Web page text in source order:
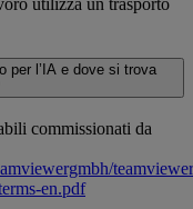
utilizza un trasporto
per l’IA e dove si trova
commissionati da
en.pdf